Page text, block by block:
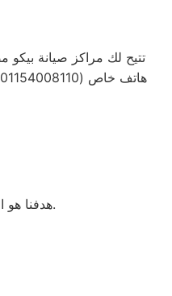
هدفنا هو البقاء متاحين دائمًا لخدمة سيادتكم عند الاتصال برقم خدمة بيكو الموحَّد، وهو 01154008110. نحن نؤدي صيانة لأي جهاز من جهزة بيكو في قطور بحضرتكم.